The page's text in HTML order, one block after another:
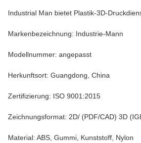
Industrial Man bietet Plastik-3D-
Markenbezeichnung: Industrie-Mann
Modellnummer: angepasst
Herkunftsort: Guangdong, China
Zertifizierung: ISO 9001:2015
Zeichnungsformat: 2D/ (PDF/CAD) 3D
Material: ABS, Gummi, Kunststoff, Nylon